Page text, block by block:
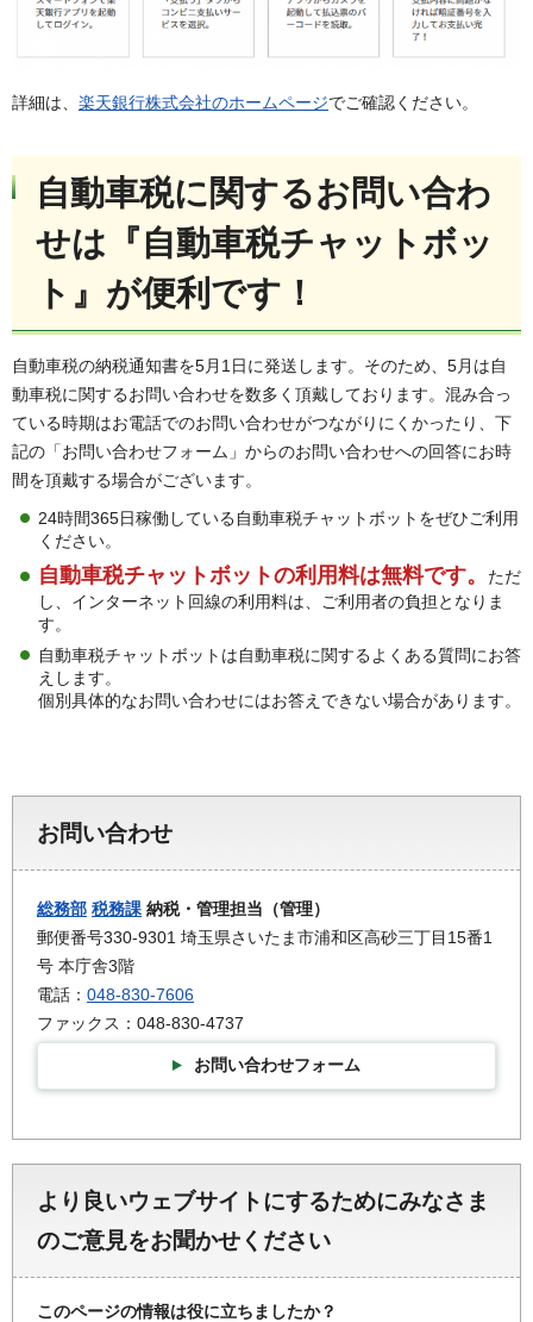
詳細は、 楽天銀行株式会社のホームページでご確認ください。
自動車税に関するお問い合わ
せは『自動車税チャットボッ
ト』が便利です！
自動車税の納税通知書を5月1日に発送します。そのため、5月は自
動車税に関するお問い合わせを数多く頂戴しております。混み合っ
ている時期はお電話でのお問い合わせがつながりにくかったり、下
記の「お問い合わせフォーム」からのお問い合わせへの回答にお時
間を頂戴する場合がございます。
24時間365日稼働している自動車税チャットボットをぜひご利用
ください。
自動車税チャットボットの利用料は無料です。
ただ
し、インターネット回線の利用料は、ご利用者の負担となりま
す。
自動車税チャットボットは自動車税に関するよくある質問にお答
えします。
個別具体的なお問い合わせにはお答えできない場合があります。
お問い合わせ
総務部 税務課 納税・管理担当（管理）
郵便番号330-9301 埼玉県さいたま市浦和区高砂三丁目15番1
号 本庁舎3階
電話： 048-830-7606
ファックス：048-830-4737
お問い合わせフォーム
より良いウェブサイトにするためにみなさま
のご意見をお聞かせください
このページの情報は役に立ちましたか？